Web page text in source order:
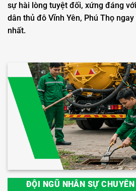
sự hài lòng tuyệt đối, xứng đáng
dân thủ đô Vĩnh Yên, Phú Thọ
nhất.
ĐỘI NGŨ NHÂN SỰ